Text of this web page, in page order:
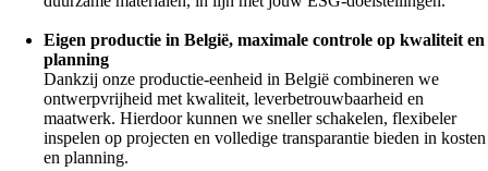
Eigen productie in België, maximale controle op kwaliteit en
planning
Dankzij onze productie-eenheid in België combineren we
ontwerpvrijheid met kwaliteit, leverbetrouwbaarheid en
maatwerk. Hierdoor kunnen we sneller schakelen, flexibeler
inspelen op projecten en volledige transparantie bieden in kosten
en planning.